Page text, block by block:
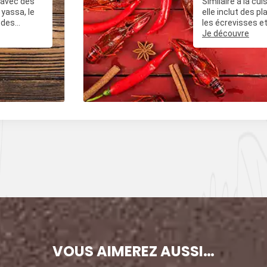
le
avec du
elle inclut des
les écrevisses
frit épicé.
Je découvre
VOUS AIMEREZ AUSSI…